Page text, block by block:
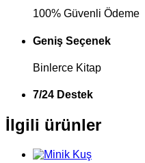
100% Güvenli Ödeme
Geniş Seçenek
Binlerce Kitap
7/24 Destek
İlgili ürünler